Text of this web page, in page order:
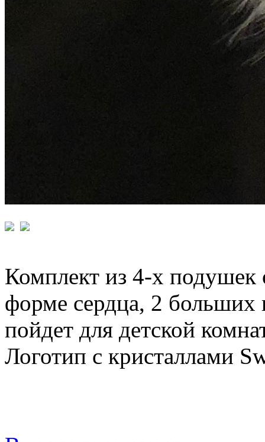
Комплект из 4-х
форме сердца, 2 больших
пойдет для детской
Логотип с кристаллами